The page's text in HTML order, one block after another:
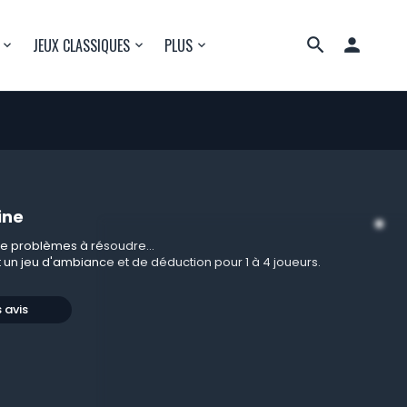

JEUX CLASSIQUES PLUS
problèmes à résoudre...
jeu d'ambiance et de déduction pour 1 à 4 joueurs.
avis